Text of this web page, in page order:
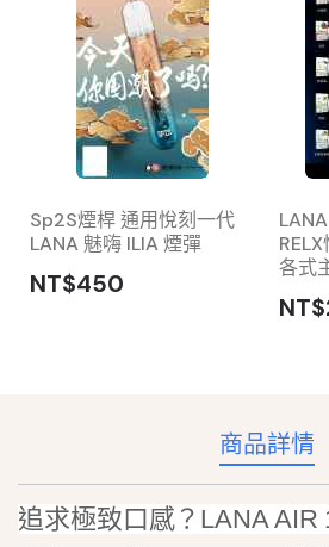
Sp2S煙桿 通用悅刻一代
LANA 魅嗨 ILIA 煙彈
NT$450
各式
商品詳情
追求極致口感？LANA AIR